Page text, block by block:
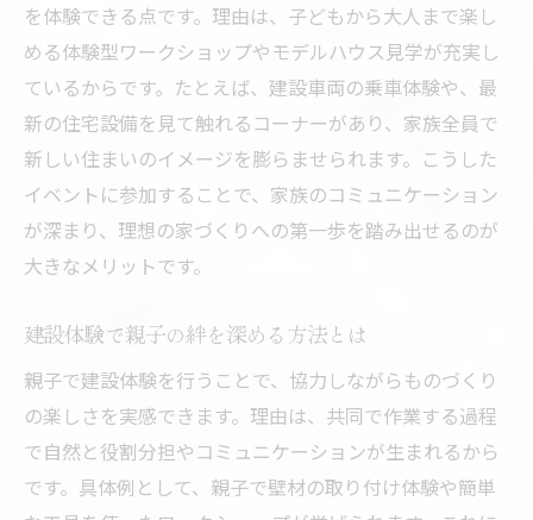
半田市尾張旭市の建設体験イベント情報
建設の魅力を家族で共有する休日の過ごし
方
理想の住まいを探すなら建設イベントへ
建設イベントで理想の住宅像を具体化する
最新の建設技術に触れて理想の家づくり
建設イベントで比較できる住まいのポイン
建設の専門家と直接相談できる貴重な機会
理想の住まい選びに役立つ建設イベント活
用法
建設イベント参加で見つける新しい住まい
のヒント
を体験できる点です。理由は、子どもから大人まで楽し
める体験型ワークショップやモデルハウス見学が充実し
ているからです。たとえば、建設車両の乗車体験や、最
新の住宅設備を見て触れるコーナーがあり、家族全員で
新しい住まいのイメージを膨らませられます。こうした
イベントに参加することで、家族のコミュニケーション
が深まり、理想の家づくりへの第一歩を踏み出せるのが
大きなメリットです。
建設体験で親子の絆を深める方法とは
親子で建設体験を行うことで、協力しながらものづくり
の楽しさを実感できます。理由は、共同で作業する過程
で自然と役割分担やコミュニケーションが生まれるから
です。具体例として、親子で壁材の取り付け体験や簡単